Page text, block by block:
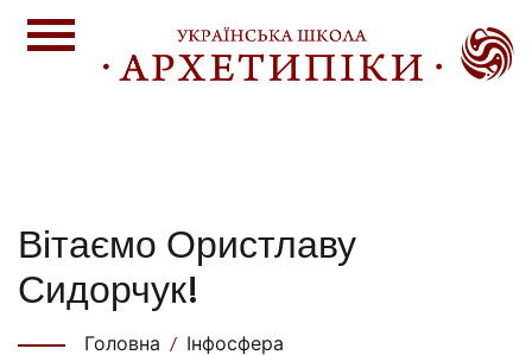
Вітаємо Ористлаву
Сидорчук!
Головна
Інфосфера